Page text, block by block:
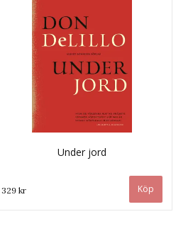
Under jord
329 kr